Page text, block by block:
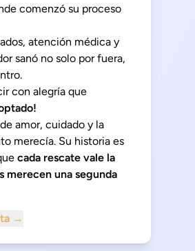
comenzó su proceso
atención médica y
sanó no solo por fuera,
con alegría que
amor, cuidado y la
merecía. Su historia es
cada rescate vale la
merecen una segunda
→